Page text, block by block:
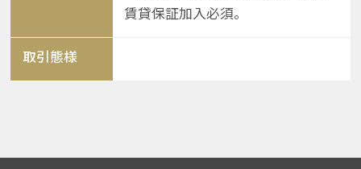
賃貸保証加入必須。
取引態様